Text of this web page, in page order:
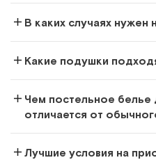
Сообщить
MET Верона
Ортопедическая подушка
В каких случаях нужен
Какие подушки
Чем постельное белье
отличается от
Лучшие условия на